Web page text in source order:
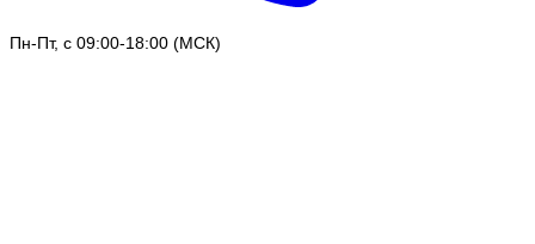
Пн-Пт, с 09:00-18:00 (МСК)